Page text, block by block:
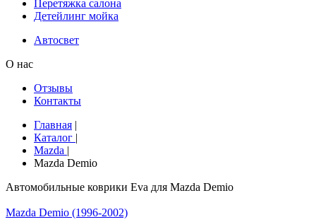
Перетяжка салона
Детейлинг мойка
Автосвет
О нас
Отзывы
Контакты
Главная |
Каталог |
Mazda |
Mazda Demio
Автомобильные коврики Eva для Mazda Demio
Mazda Demio (1996-2002)